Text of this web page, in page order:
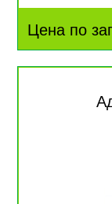
Цена по